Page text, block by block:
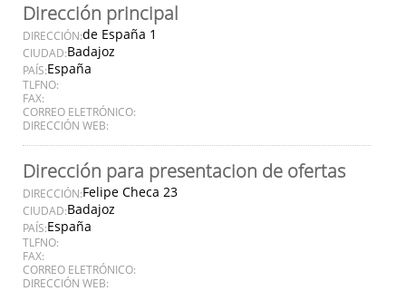
Dirección principal
DIRECCIÓN:de España 1
CIUDAD:Badajoz
PAÍS:España
TLFNO:
FAX:
CORREO ELETRÓNICO:
DIRECCIÓN WEB:
Dirección para presentacion de ofertas
DIRECCIÓN:Felipe Checa 23
CIUDAD:Badajoz
PAÍS:España
TLFNO:
FAX:
CORREO ELETRÓNICO:
DIRECCIÓN WEB: